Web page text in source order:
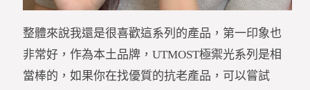
整體來說我還是很喜歡這系列的產品，第一印象也
非常好，作為本土品牌，UTMOST極禦光系列是相
當棒的，如果你在找優質的抗老產品，可以嘗試